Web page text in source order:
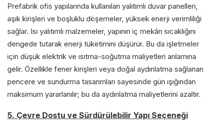
Prefabrik ofis yapılarında kullanılan yalıtımlı duvar panelleri,
aşık kirişleri ve boşluklu döşemeler, yüksek enerji verimliliği
sağlar. Isı yalıtımlı malzemeler, yapının iç mekân sıcaklığını
dengede tutarak enerji tüketimini düşürür. Bu da işletmeler
için düşük elektrik ve ısıtma-soğutma maliyetleri anlamına
gelir. Özellikle fener kirişleri veya doğal aydınlatma sağlanan
pencere ve sundurma tasarımları sayesinde gün ışığından
maksimum yararlanılır; bu da aydınlatma maliyetlerini azaltır.
5. Çevre Dostu ve Sürdürülebilir Yapı Seçeneği